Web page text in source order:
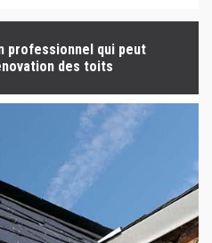
professionnel qui peut
des toits